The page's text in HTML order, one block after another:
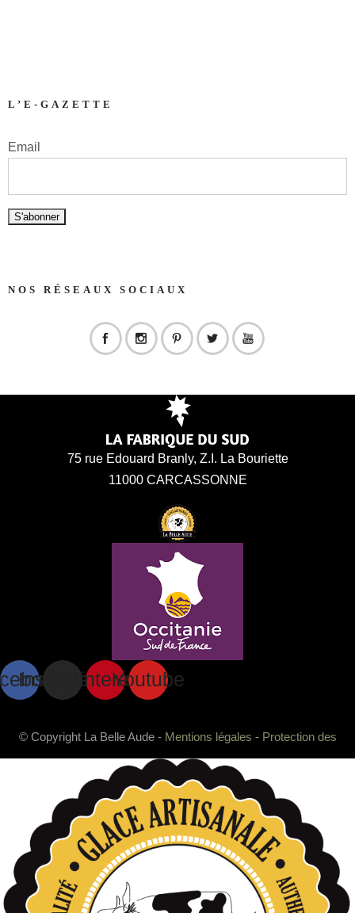
L’E-GAZETTE
Email
NOS RÉSEAUX SOCIAUX
75 rue Edouard Branly, Z.I. La Bouriette
11000 CARCASSONNE
InstagramPinterestYoutube
© Copyright La Belle Aude - Mentions légales - Protection des
données